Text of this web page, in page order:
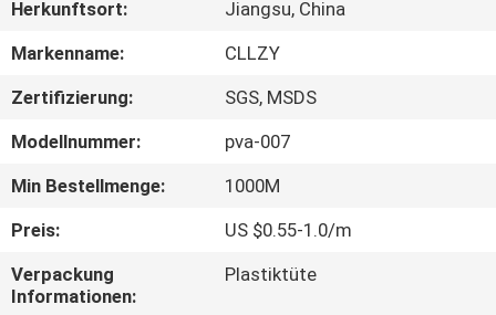
ÜBER
UNS
WERKSBESICHTIGUNG
QUALITÄTSKONTROLLE
NEUIGKEITEN
Herkunftsort:
Jiangsu, China
Markenname:
CLLZY
Zertifizierung:
SGS, MSDS
Modellnummer:
pva-007
Min Bestellmenge:
1000M
Preis:
US $0.55-1.0/m
Verpackung
Informationen:
Plastiktüte